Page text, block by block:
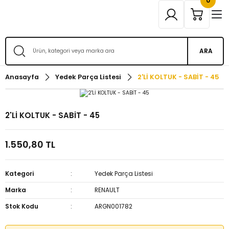
ARA
Anasayfa Yedek Parça Listesi 2'Lİ KOLTUK - SABİT - 45
2'Lİ KOLTUK - SABİT - 45
1.550,80 TL
Kategori
Yedek Parça Listesi
Marka
RENAULT
Stok Kodu
ARGN001782